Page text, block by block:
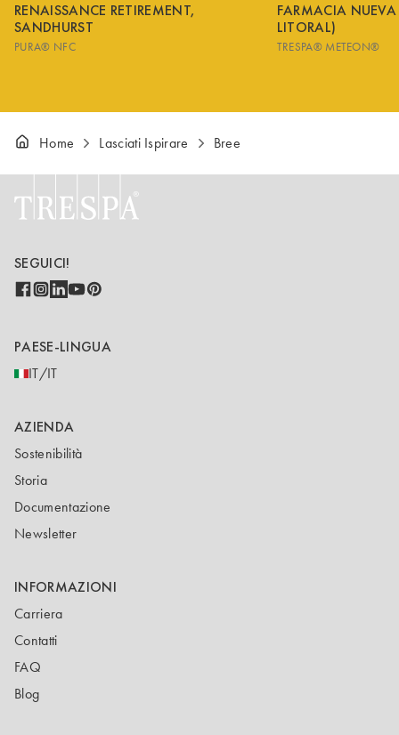
RENAISSANCE RETIREMENT,
SANDHURST
PURA® NFC
FARMACIA
LITORAL)
TRESPA® METEON®
Home Lasciati Ispirare Bree
SEGUICI!
PAESE-LINGUA
IT/IT
AZIENDA
Sostenibilità
Storia
Documentazione
Newsletter
INFORMAZIONI
Carriera
Contatti
FAQ
Blog